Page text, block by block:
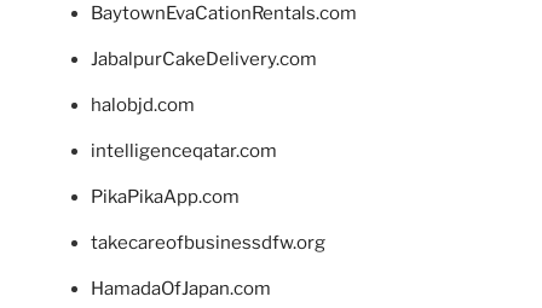
BaytownEvaCationRentals.com
JabalpurCakeDelivery.com
halobjd.com
intelligenceqatar.com
PikaPikaApp.com
takecareofbusinessdfw.org
HamadaOfJapan.com